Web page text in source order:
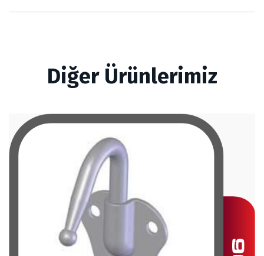
Diğer Ürünlerimiz